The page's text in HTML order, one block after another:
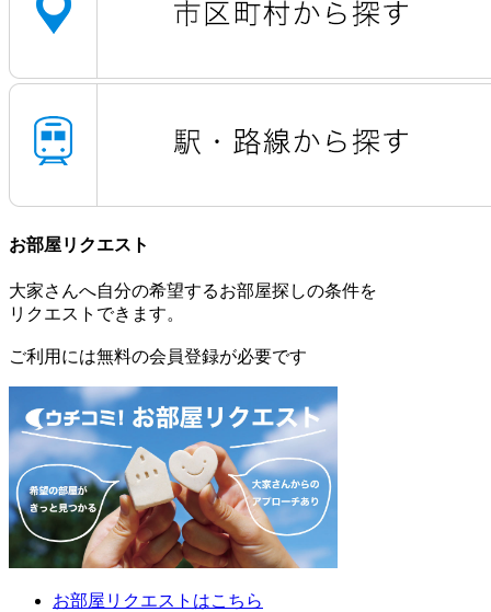
お部屋リクエスト
大家さんへ自分の希望するお部屋探しの条件を
リクエストできます。
ご利用には無料の会員登録が必要です
お部屋リクエストはこちら